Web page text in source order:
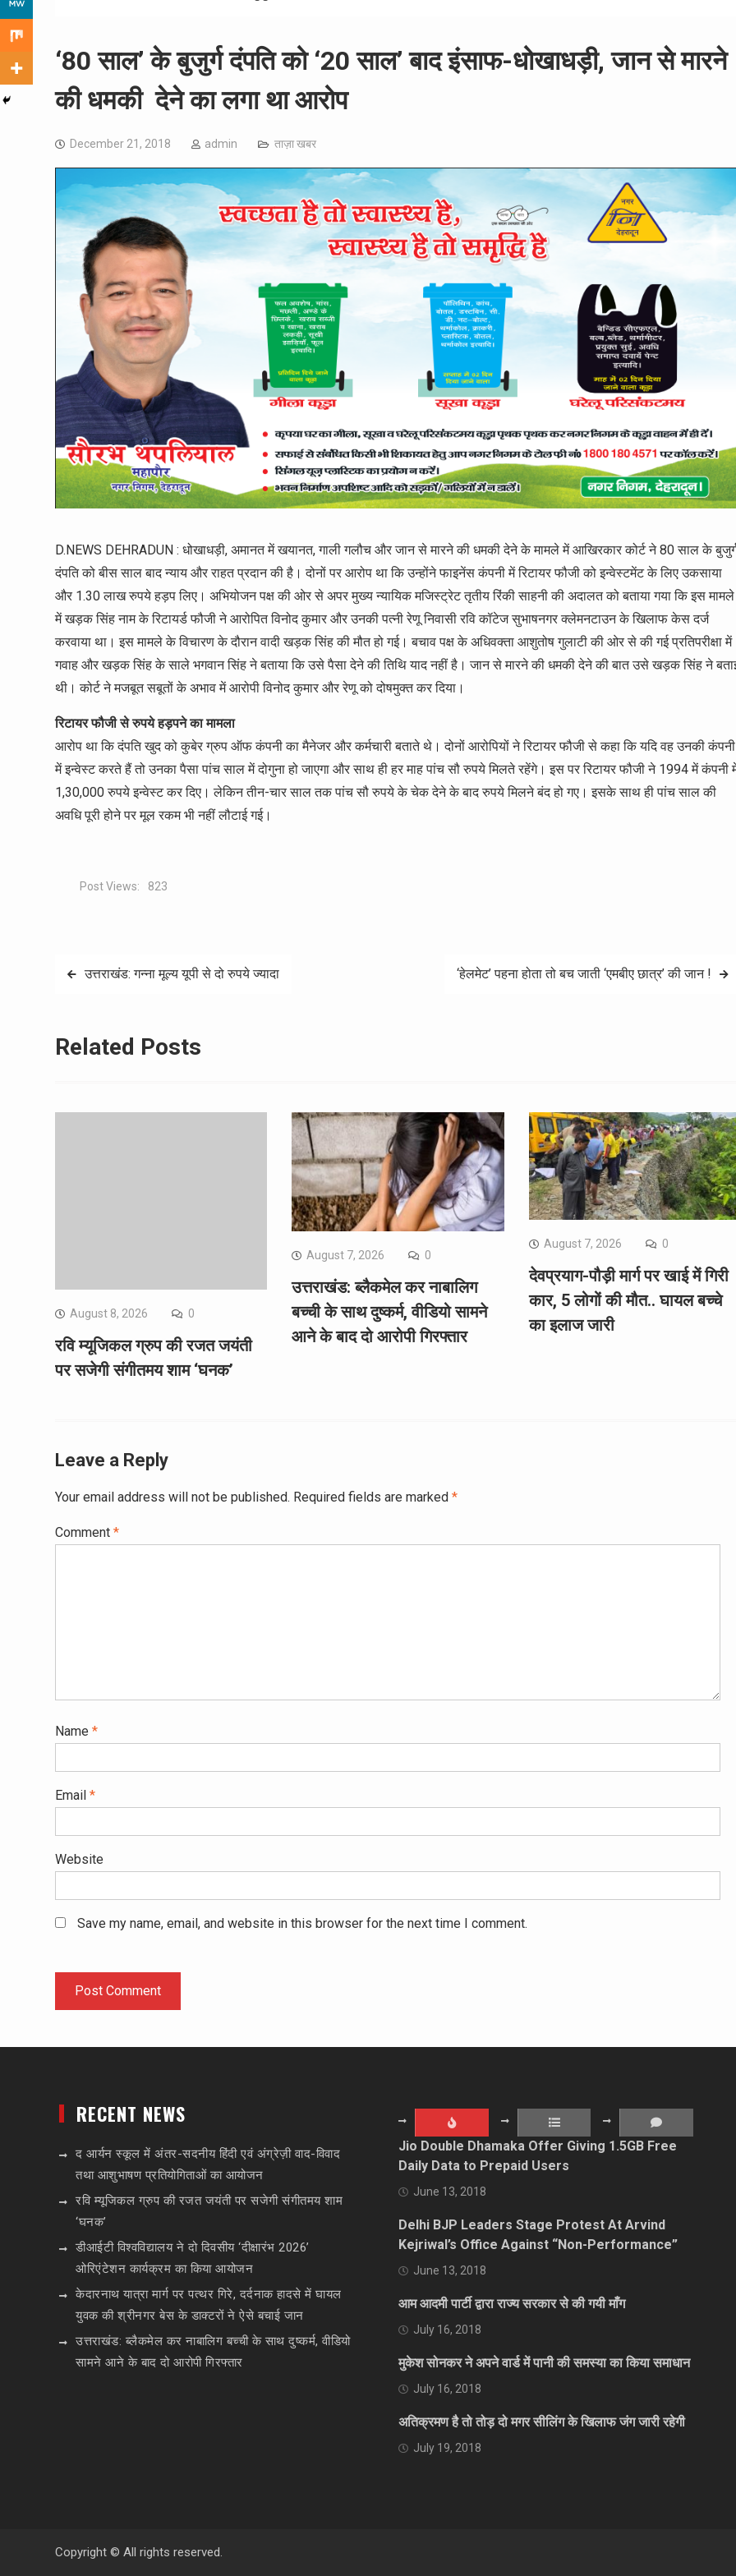
‘80 साल’ के बुजुर्ग दंपति को ‘20 साल’ बाद इंसाफ-धोखाधड़ी, जान से मारने
की धमकी देने का लगा था आरोप
December 21, 2018 admin ताज़ा खबर
D.NEWS DEHRADUN : धोखाधड़ी, अमानत में खयानत, गाली गलौच और जान से मारने की धमकी देने के मामले में आखिरकार कोर्ट ने 80 साल के
दंपति को बीस साल बाद न्याय और राहत प्रदान की है। दोनों पर आरोप था कि उन्होंने फाइनेंस कंपनी में रिटायर फौजी को इन्वेस्टमेंट के लिए उकसाया
और 1.30 लाख रुपये हड़प लिए। अभियोजन पक्ष की ओर से अपर मुख्य न्यायिक मजिस्ट्रेट तृतीय रिंकी साहनी की अदालत को बताया गया कि इस मामले
में खड़क सिंह नाम के रिटायर्ड फौजी ने आरोपित विनोद कुमार और उनकी पत्नी रेणू निवासी रवि कॉटेज सुभाषनगर क्लेमनटाउन के खिलाफ केस दर्ज
करवाया था। इस मामले के विचारण के दौरान वादी खड़क सिंह की मौत हो गई। बचाव पक्ष के अधिवक्ता आशुतोष गुलाटी की ओर से की गई प्रतिपरीक्षा में
गवाह और खड़क सिंह के साले भगवान सिंह ने बताया कि उसे पैसा देने की तिथि याद नहीं है। जान से मारने की धमकी देने की बात उसे खड़क सिंह ने
थी। कोर्ट ने मजबूत सबूतों के अभाव में आरोपी विनोद कुमार और रेणू को दोषमुक्त कर दिया।
रिटायर फौजी से रुपये हड़पने का मामला
आरोप था कि दंपति खुद को कुबेर ग्रुप ऑफ कंपनी का मैनेजर और कर्मचारी बताते थे। दोनों आरोपियों ने रिटायर फौजी से कहा कि यदि वह उनकी कंपनी
में इन्वेस्ट करते हैं तो उनका पैसा पांच साल में दोगुना हो जाएगा और साथ ही हर माह पांच सौ रुपये मिलते रहेंगे। इस पर रिटायर फौजी ने 1994 में कंपनी
1,30,000 रुपये इन्वेस्ट कर दिए। लेकिन तीन-चार साल तक पांच सौ रुपये के चेक देने के बाद रुपये मिलने बंद हो गए। इसके साथ ही पांच साल की
अवधि पूरी होने पर मूल रकम भी नहीं लौटाई गई।
Post Views: 823
Postउत्तराखंड: गन्ना मूल्य यूपी से दो रुपये ज्यादा ‘हेलमेट’ पहना होता तो बच जाती ‘एमबीए छात्र’ की जान !
Related Posts
August 8, 2026 0
रवि म्यूजिकल ग्रुप की रजत जयंती
पर सजेगी संगीतमय शाम ‘घनक’
August 7, 2026 0
उत्तराखंड: ब्लैकमेल कर नाबालिग
बच्ची के साथ दुष्कर्म, वीडियो सामने
आने के बाद दो आरोपी गिरफ्तार
August 7, 2026 0
देवप्रयाग-पौड़ी मार्ग पर खाई में गिरी
कार, 5 लोगों की मौत.. घायल बच्चे
का इलाज जारी
Leave a Reply
Your email address will not be published. Required fields are marked *
Comment *
Name *
Email *
Website
Save my name, email, and website in this browser for the next time I comment.
RECENT NEWS
द आर्यन स्कूल में अंतर-सदनीय हिंदी एवं अंग्रेज़ी वाद-विवाद
तथा आशुभाषण प्रतियोगिताओं का आयोजन
रवि म्यूजिकल ग्रुप की रजत जयंती पर सजेगी संगीतमय शाम
‘घनक’
डीआईटी विश्वविद्यालय ने दो दिवसीय ‘दीक्षारंभ 2026’
ओरिएंटेशन कार्यक्रम का किया आयोजन
केदारनाथ यात्रा मार्ग पर पत्थर गिरे, दर्दनाक हादसे में घायल
युवक की श्रीनगर बेस के डाक्टरों ने ऐसे बचाई जान
उत्तराखंड: ब्लैकमेल कर नाबालिग बच्ची के साथ दुष्कर्म, वीडियो
सामने आने के बाद दो आरोपी गिरफ्तार
Jio Double Dhamaka Offer Giving 1.5GB Free
Daily Data to Prepaid Users
June 13, 2018
Delhi BJP Leaders Stage Protest At Arvind
Kejriwal’s Office Against “Non-Performance”
June 13, 2018
आम आदमी पार्टी द्वारा राज्य सरकार से की गयी माँग
July 16, 2018
मुकेश सोनकर ने अपने वार्ड में पानी की समस्या का किया समाधान
July 16, 2018
अतिक्रमण है तो तोड़ दो मगर सीलिंग के खिलाफ जंग जारी रहेगी
July 19, 2018
Copyright © All rights reserved.